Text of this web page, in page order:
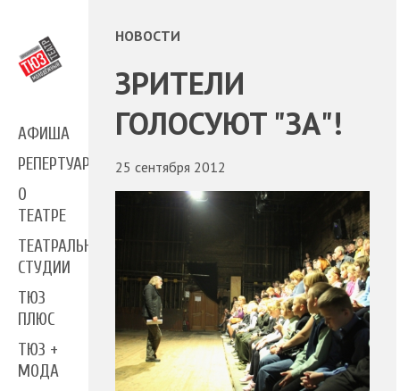
АФИША
РЕПЕРТУАР
О
ТЕАТРЕ
ТЕАТРАЛЬНЫЕ
СТУДИИ
ТЮЗ
ПЛЮС
ТЮЗ +
МОДА
НОВОСТИ
ЗРИТЕЛИ
ГОЛОСУЮТ "ЗА"!
25 сентября 2012